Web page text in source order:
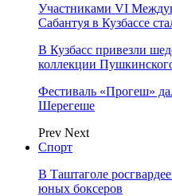
Участниками VI
Сабантуя в Кузбассе
В Кузбасс привезли
коллекции
Фестиваль «Прогеш»
Шерегеше
Prev Next
Спорт
В Таштаголе
юных боксеров